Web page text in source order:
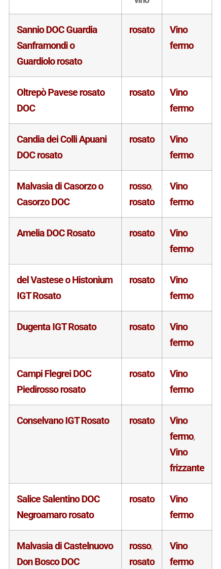
Sannio DOC Guardia
Sanframondi o
Guardiolo rosato
rosato
Vino
fermo
Oltrepò Pavese rosato
DOC
rosato
Vino
fermo
Candia dei Colli Apuani
DOC rosato
rosato
Vino
fermo
Malvasia di Casorzo o
Casorzo DOC
rosso,
rosato
Vino
fermo
Amelia DOC Rosato rosato
Vino
fermo
del Vastese o Histonium
IGT Rosato
rosato
Vino
fermo
Dugenta IGT Rosato rosato
Vino
fermo
Campi Flegrei DOC
Piedirosso rosato
rosato
Vino
fermo
Conselvano IGT Rosato rosato
Vino
fermo,
Vino
frizzante
Salice Salentino DOC
Negroamaro rosato
rosato
Vino
fermo
Malvasia di Castelnuovo
Don Bosco DOC
rosso,
rosato
Vino
fermo